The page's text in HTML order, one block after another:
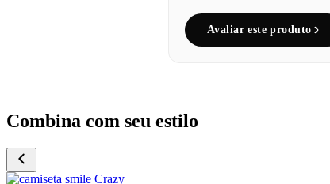
Avaliar este produto
Combina com seu estilo